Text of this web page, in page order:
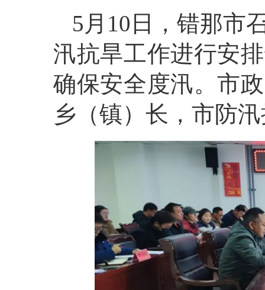
5月10日，错那市
汛抗旱工作进行安
确保安全度汛。市
乡（镇）长，市防